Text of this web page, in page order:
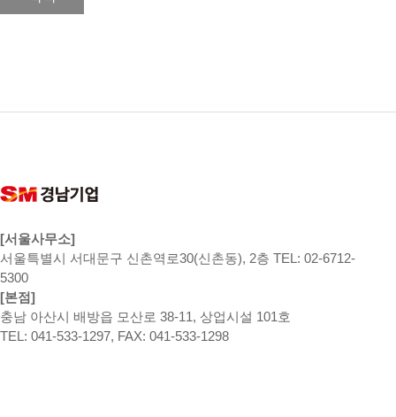
[서울사무소]
서울특별시 서대문구 신촌역로30(신촌동), 2층 TEL: 02-6712-
5300
[본점]
충남 아산시 배방읍 모산로 38-11, 상업시설 101호
TEL: 041-533-1297, FAX: 041-533-1298